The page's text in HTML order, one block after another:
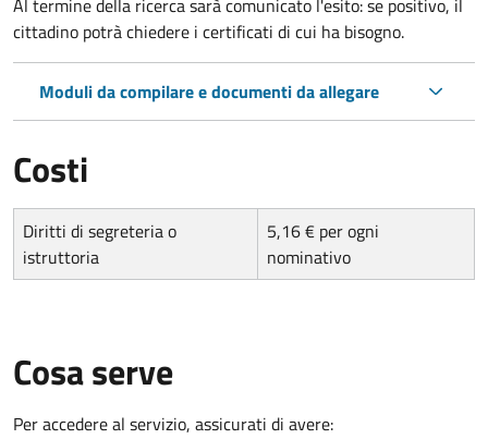
cittadino potrà chiedere i certificati di cui ha bisogno.
Moduli da compilare e documenti da allegare
Costi
Diritti di segreteria o
istruttoria
5,16 € per ogni
nominativo
Cosa serve
Per accedere al servizio, assicurati di avere: